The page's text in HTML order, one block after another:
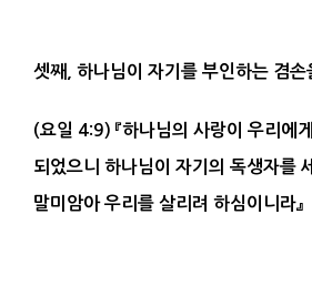
셋째 하나님이 자기를 부인하는 겸손
(요일 4:9) 『하나님의 사랑이 우리에
되었으니 하나님이 자기의 독생자를
말미암아 우리를 살리려 하심이니라』